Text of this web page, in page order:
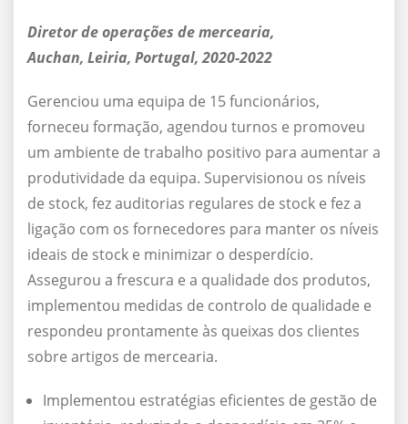
Diretor de operações de mercearia,
Auchan, Leiria, Portugal, 2020-2022
Gerenciou uma equipa de 15 funcionários,
forneceu formação, agendou turnos e promoveu
um ambiente de trabalho positivo para aumentar a
produtividade da equipa. Supervisionou os níveis
de stock, fez auditorias regulares de stock e fez a
ligação com os fornecedores para manter os níveis
ideais de stock e minimizar o desperdício.
Assegurou a frescura e a qualidade dos produtos,
implementou medidas de controlo de qualidade e
respondeu prontamente às queixas dos clientes
sobre artigos de mercearia.
Implementou estratégias eficientes de gestão de